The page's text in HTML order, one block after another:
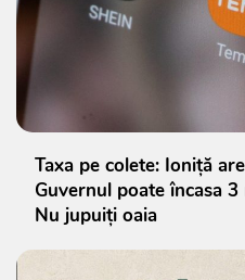
Taxa pe colete: Ioniță
Guvernul poate încasa
Nu jupuiți oaia